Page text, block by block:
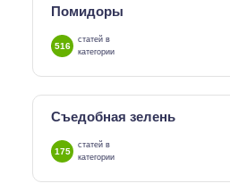
Помидоры
516
статей в
категории
Съедобная зелень
175
статей в
категории